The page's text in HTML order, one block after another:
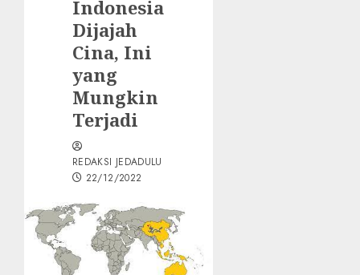
Indonesia
Dijajah
Cina, Ini
yang
Mungkin
Terjadi
REDAKSI JEDADULU
22/12/2022